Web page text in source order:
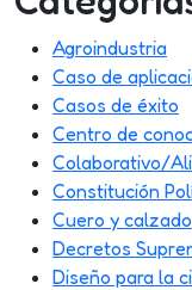
Agroindustria
Caso de
Casos de éxito
Centro de
Colaborativo/
Constitución
Cuero y calzado
Decretos
Diseño para la